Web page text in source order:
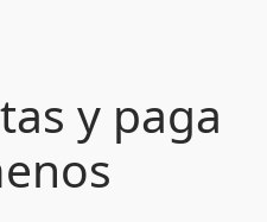
y paga